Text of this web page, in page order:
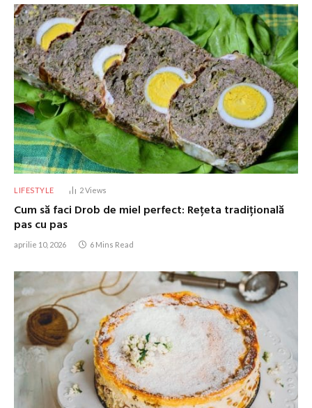
LIFESTYLE 2Views
Cum să faci Drob de miel perfect: Rețeta tradițională
pas cu pas
aprilie 10, 2026 6 Mins Read